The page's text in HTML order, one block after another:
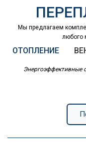
Мы предлагаем
любого
ОТОПЛЕНИЕ
Энергоэффективные